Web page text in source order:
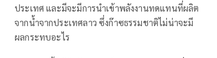
ประเทศ และมีจะมีการนำเข้าพลังงานทดแทนที่ผลิต
จากน้ำจากประเทศลาว ซึ่งก๊าซธรรมชาติไม่น่าจะมี
ผลกระทบอะไร